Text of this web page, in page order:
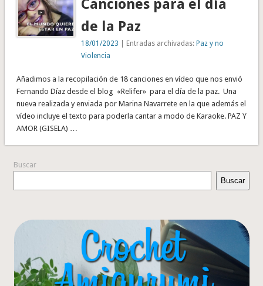
Canciones para el día
de la Paz
18/01/2023 | Entradas archivadas:Paz y no
Violencia
Añadimos a la recopilación de 18 canciones en vídeo que nos envió
Fernando Díaz desde el blog «Relifer» para el día de la paz. Una
nueva realizada y enviada por Marina Navarrete en la que además el
vídeo incluye el texto para poderla cantar a modo de Karaoke. PAZ Y
AMOR (GISELA) …
Buscar
Buscar